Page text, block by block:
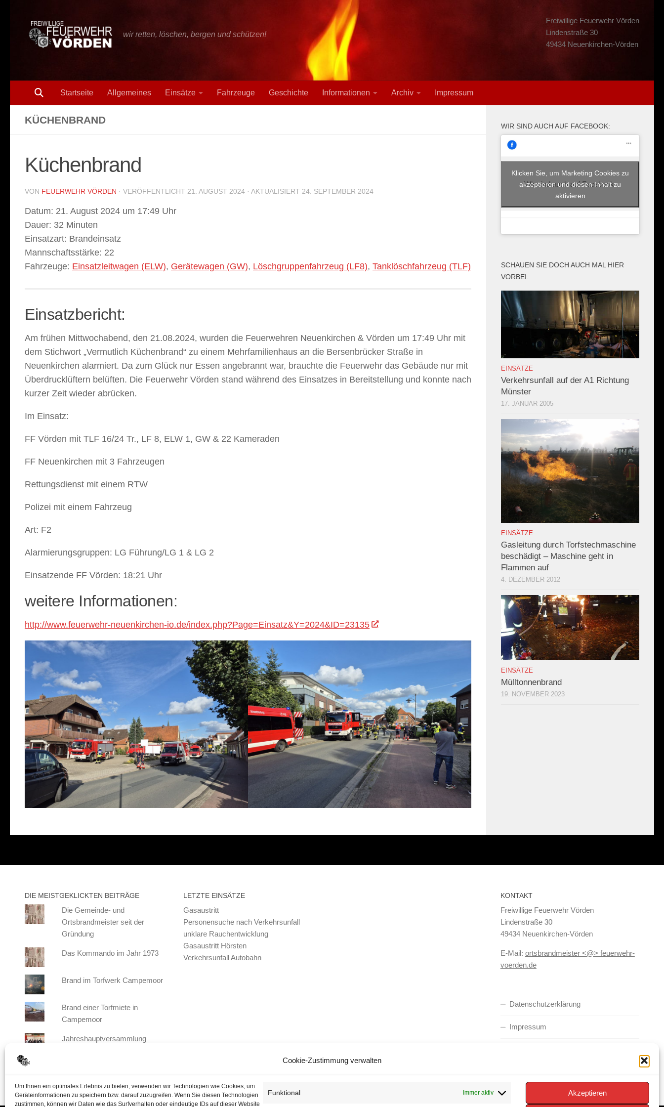
Cookie-Zustimmung verwalten
Um Ihnen ein optimales Erlebnis zu bieten, verwenden wir Technologien wie Cookies, um
Geräteinformationen zu speichern bzw. darauf zuzugreifen. Wenn Sie diesen Technologien
zustimmen, können wir Daten wie das Surfverhalten oder eindeutige IDs auf dieser Website
Funktional Immer aktiv Akzeptieren
wir retten, löschen, bergen und schützen!
Freiwillige Feuerwehr Vörden
Lindenstraße 30
49434 Neuenkirchen-Vörden
Startseite Allgemeines Einsätze Fahrzeuge Geschichte Informationen Archiv Impressum
KÜCHENBRAND
Küchenbrand
VON FEUERWEHR VÖRDEN · VERÖFFENTLICHT 21. AUGUST 2024 · AKTUALISIERT 24. SEPTEMBER 2024
Datum: 21. August 2024 um 17:49 Uhr
Dauer: 32 Minuten
Einsatzart: Brandeinsatz
Mannschaftsstärke: 22
Fahrzeuge: Einsatzleitwagen (ELW), Gerätewagen (GW), Löschgruppenfahrzeug (LF8), Tanklöschfahrzeug (TLF)
Einsatzbericht:
Am frühen Mittwochabend, den 21.08.2024, wurden die Feuerwehren Neuenkirchen & Vörden um 17:49 Uhr mit
dem Stichwort „Vermutlich Küchenbrand“ zu einem Mehrfamilienhaus an die Bersenbrücker Straße in
Neuenkirchen alarmiert. Da zum Glück nur Essen angebrannt war, brauchte die Feuerwehr das Gebäude nur mit
Überdrucklüftern belüften. Die Feuerwehr Vörden stand während des Einsatzes in Bereitstellung und konnte nach
kurzer Zeit wieder abrücken.
Im Einsatz:
FF Vörden mit TLF 16/24 Tr., LF 8, ELW 1, GW & 22 Kameraden
FF Neuenkirchen mit 3 Fahrzeugen
Rettungsdienst mit einem RTW
Polizei mit einem Fahrzeug
Art: F2
Alarmierungsgruppen: LG Führung/LG 1 & LG 2
Einsatzende FF Vörden: 18:21 Uhr
weitere Informationen:
http://www.feuerwehr-neuenkirchen-io.de/index.php?Page=Einsatz&Y=2024&ID=23135
WIR SIND AUCH AUF FACEBOOK:
Wir sind auch auf Facebook:
Klicken Sie, um Marketing Cookies zu
akzeptieren und diesen Inhalt zu
aktivieren
SCHAUEN SIE DOCH AUCH MAL HIER
VORBEI:
EINSÄTZE
Verkehrsunfall auf der A1 Richtung
Münster
17. JANUAR 2005
EINSÄTZE
Gasleitung durch Torfstechmaschine
beschädigt – Maschine geht in
Flammen auf
4. DEZEMBER 2012
EINSÄTZE
Mülltonnenbrand
19. NOVEMBER 2023
DIE MEISTGEKLICKTEN BEITRÄGE
Die Gemeinde- und
Ortsbrandmeister seit der
Gründung
Das Kommando im Jahr 1973
Brand im Torfwerk Campemoor
Brand einer Torfmiete in
Campemoor
Jahreshauptversammlung
LETZTE EINSÄTZE
Gasaustritt
Personensuche nach Verkehrsunfall
unklare Rauchentwicklung
Gasaustritt Hörsten
Verkehrsunfall Autobahn
KONTAKT
Freiwillige Feuerwehr Vörden
Lindenstraße 30
49434 Neuenkirchen-Vörden
E-Mail: ortsbrandmeister <@> feuerwehr-
voerden.de
Datenschutzerklärung
Impressum